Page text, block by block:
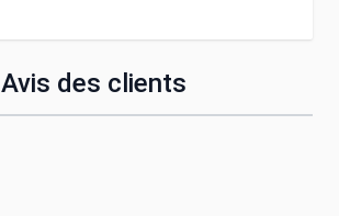
Avis des clients